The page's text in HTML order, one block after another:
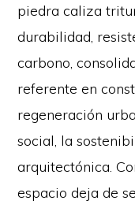
piedra caliza
durabilidad,
carbono,
referente en
regeneración
social, la
arquitectónica.
espacio deja de